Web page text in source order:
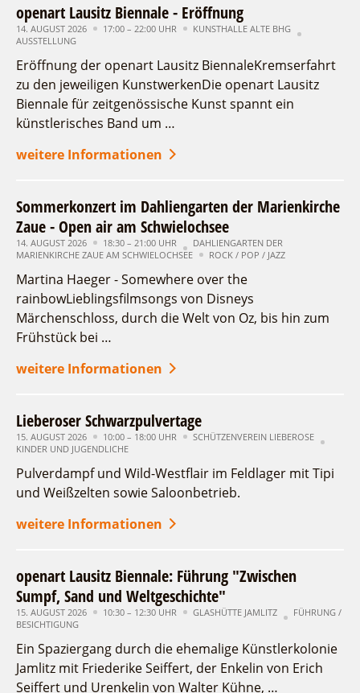
openart Lausitz Biennale - Eröffnung
14. AUGUST 2026 17:00 – 22:00 UHR
KUNSTHALLE ALTE BHG
AUSSTELLUNG
Eröffnung der openart Lausitz BiennaleKremserfahrt
zu den jeweiligen KunstwerkenDie openart Lausitz
Biennale für zeitgenössische Kunst spannt ein
künstlerisches Band um …
weitere Informationen
Sommerkonzert im Dahliengarten der Marienkirche
Zaue - Open air am Schwielochsee
14. AUGUST 2026 18:30 – 21:00 UHR
DAHLIENGARTEN DER
MARIENKIRCHE ZAUE AM SCHWIELOCHSEE
ROCK / POP / JAZZ
Martina Haeger - Somewhere over the
rainbowLieblingsfilmsongs von Disneys
Märchenschloss, durch die Welt von Oz, bis hin zum
Frühstück bei …
weitere Informationen
Lieberoser Schwarzpulvertage
15. AUGUST 2026 10:00 – 18:00 UHR
SCHÜTZENVEREIN LIEBEROSE
KINDER UND JUGENDLICHE
Pulverdampf und Wild-Westflair im Feldlager mit Tipi
und Weißzelten sowie Saloonbetrieb.
weitere Informationen
openart Lausitz Biennale: Führung "Zwischen
Sumpf, Sand und Weltgeschichte"
15. AUGUST 2026 10:30 – 12:30 UHR GLASHÜTTE JAMLITZ
FÜHRUNG /
BESICHTIGUNG
Ein Spaziergang durch die ehemalige Künstlerkolonie
Jamlitz mit Friederike Seiffert, der Enkelin von Erich
Seiffert und Urenkelin von Walter Kühne, …